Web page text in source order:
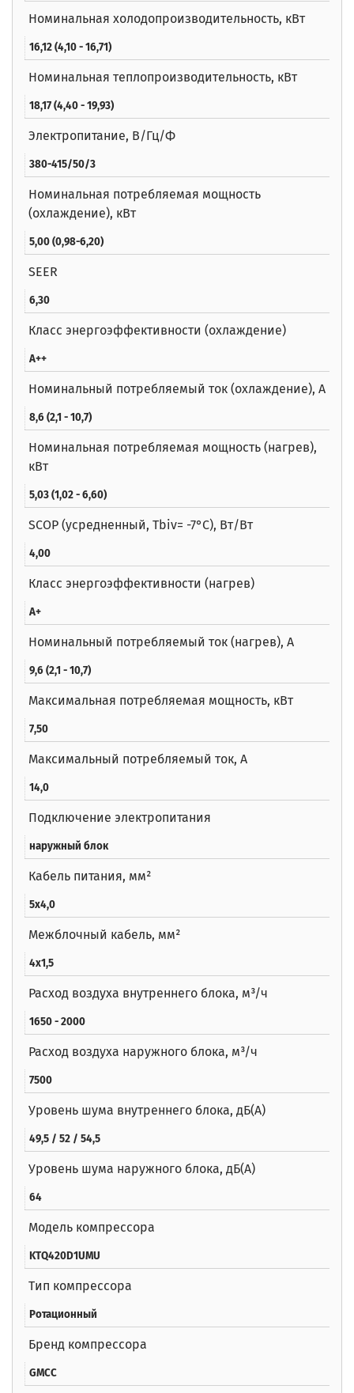
Номинальная холодопроизводительность, кВт
16,12 (4,10 - 16,71)
Номинальная теплопроизводительность, кВт
18,17 (4,40 - 19,93)
Электропитание, В/Гц/Ф
380-415/50/3
Номинальная потребляемая мощность
(охлаждение), кВт
5,00 (0,98-6,20)
SEER
6,30
Класс энергоэффективности (охлаждение)
A++
Номинальный потребляемый ток (охлаждение), А
8,6 (2,1 - 10,7)
Номинальная потребляемая мощность (нагрев),
кВт
5,03 (1,02 - 6,60)
SCOP (усредненный, Tbiv= -7°C), Вт/Вт
4,00
Класс энергоэффективности (нагрев)
A+
Номинальный потребляемый ток (нагрев), А
9,6 (2,1 - 10,7)
Максимальная потребляемая мощность, кВт
7,50
Максимальный потребляемый ток, А
14,0
Подключение электропитания
наружный блок
Кабель питания, мм²
5х4,0
Межблочный кабель, мм²
4х1,5
Расход воздуха внутреннего блока, м³/ч
1650 - 2000
Расход воздуха наружного блока, м³/ч
7500
Уровень шума внутреннего блока, дБ(А)
49,5 / 52 / 54,5
Уровень шума наружного блока, дБ(А)
64
Модель компрессора
KTQ420D1UMU
Тип компрессора
Ротационный
Бренд компрессора
GMCC